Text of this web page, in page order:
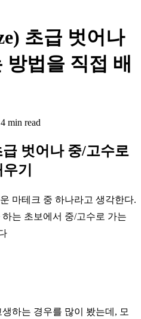
초급 벗어나
방법을 직접 배
4 min read
벗어나 중/고수로
기
마테크 중 하나라고 생각한다.
는 초보에서 중/고수로 가는
하는 경우를 많이 봤는데, 모